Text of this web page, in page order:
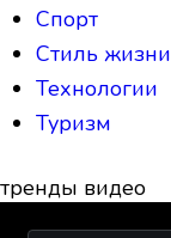
Спорт
Стиль жизни
Технологии
Туризм
тренды видео